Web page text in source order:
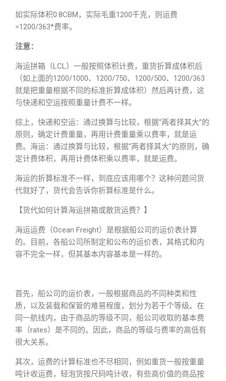
如实际体积0.8CBM，实际毛重1200千克，则运费
=1200/363*费率。
注意：
海运拼箱（LCL）一般按照体积计费，重货折算成体积后
（如上面的1200/1000、1200/750、1200/500、1200/363
就是把重量根据不同的标准折算成体积）然后再计费，这
与快递和空运按照重量计费不一样。
综上，快递和空运：通过换算与比较，根据“两者择其大”的
原则，确定计费重量，再用计费重量乘以费率，就是运
费。海运：通过换算与比较，根据“两者择其大”的原则，确
定计费体积，再用计费体积乘以费率，就是运费。
海运的折算标准不一样，到底应该用哪个？这种问题问货
代就好了，货代会告诉你折算标准是什么。
【货代如何计算海运拼箱或散货运费？】
海运运费（Ocean Freight）是根据船公司的运价表计算
的。目前，各船公司所制定和公布的运价表，其格式和内
容不完全一样，但其基本内容基本是一样的。
首先，船公司的运价表，一般根据商品的不同种类和性
质，以及装载和保管的难易程度，划分为若干个等级。在
同一航线内，由于商品的等级不同，船公司收取的基本费
率（rates）是不同的。因此，商品的等级与费率的高低有
很大关系。
其次，运费的计算标准也不尽相同，例如重货一般按重量
吨计收运费，轻泡货按尺码吨计收，有些高价值的商品按